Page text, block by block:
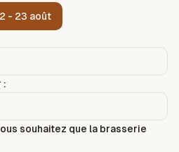
- 23 août
:
souhaitez que la brasserie